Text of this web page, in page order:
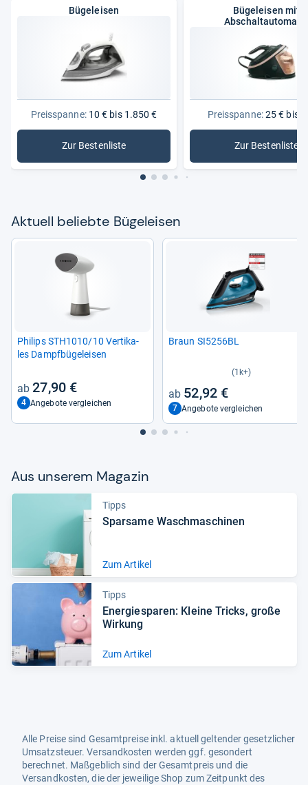
Bügeleisen
Preisspanne:10 € bis 1.850 €
Zur Bestenliste
: Bügeleisen
Bügeleisen mit
Abschaltautomatik
Preisspanne:25 € bis
Zur Bestenliste
:
Aktu­ell beliebte Bügel­ei­sen
Phi­lips STH1010/10 Ver­ti­ka­
les Dampf­bü­gel­ei­sen
27,90 €
4 Angebote vergleichen
Braun SI5256BL
(1k+)
52,92 €
7 Angebote vergleichen
Aus unse­rem Maga­zin
Tipps
Spar­same Wasch­ma­schi­nen
Zum Artikel
Tipps
Ener­gie­spa­ren: Kleine Tricks, große
Wir­kung
Zum Artikel
Alle Preise sind Gesamtpreise inkl. aktuell geltender gesetzlicher
Umsatzsteuer. Versandkosten werden ggf. gesondert
berechnet. Maßgeblich sind der Gesamtpreis und die
Versandkosten, die der jeweilige Shop zum Zeitpunkt des